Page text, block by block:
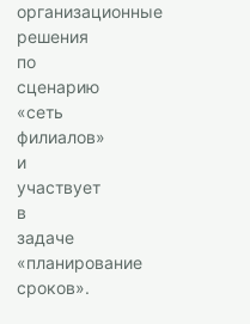
организационные
решения
по
сценарию
«сеть
филиалов»
и
участвует
в
задаче
«планирование
сроков».